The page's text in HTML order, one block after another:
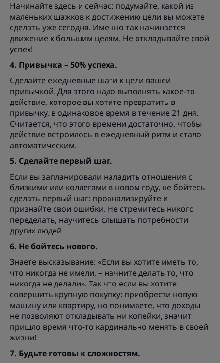
Начинайте здесь и сейчас: подумайте, какой из
маленьких шажков к достижению цели вы можете
сделать уже сегодня. Именно так начинается
движение к большим целям. Не откладывайте свой
успех!
4. Привычка – 50% успеха.
Сделайте ежедневные шаги к цели вашей
привычкой. Для этого надо выполнять какое-то
действие, которое вы хотите превратить в
привычку, в одинаковое время в течение 21 дня.
Считается, что этого времени достаточно, чтобы
действие встроилось в ежедневный ритм и стало
автоматическим.
5. Сделайте первый шаг.
Если вы запланировали наладить отношения с
близкими или коллегами в новом году, не бойтесь
сделать первый шаг: проанализируйте и
признайте свои ошибки. Не стремитесь никого
переделать, научитесь слышать потребности
других людей.
6. Не бойтесь нового.
Знаете высказывание: «Если вы хотите иметь то,
что никогда не имели, – начните делать то, что
никогда не делали». Так что если вы хотите
совершить крупную покупку: приобрести новую
машину или квартиру, но понимаете, что доходы
не позволяют откладывать ни копейки, значит
пришло время что-то кардинально менять в своей
жизни!
7. Будьте готовы к сложностям.